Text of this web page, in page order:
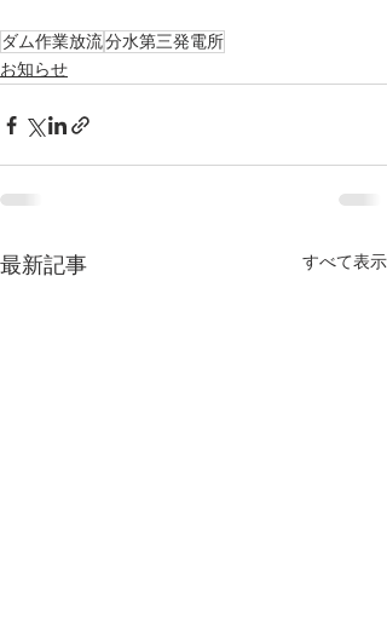
ダム作業放流分水第三発電所
お知らせ
最新記事 すべて表示